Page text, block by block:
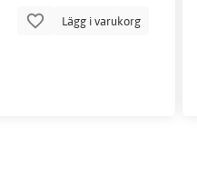
Lägg i varukorg